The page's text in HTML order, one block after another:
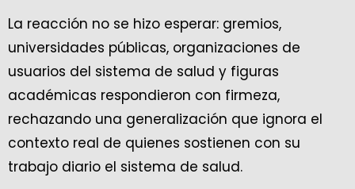
La reacción no se hizo esperar: gremios,
universidades públicas, organizaciones de
usuarios del sistema de salud y figuras
académicas respondieron con firmeza,
rechazando una generalización que ignora el
contexto real de quienes sostienen con su
trabajo diario el sistema de salud.